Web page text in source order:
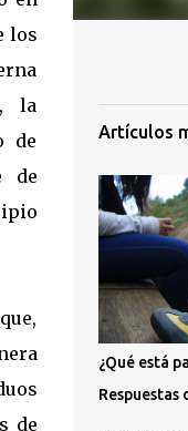
los
la
de
de
de
Artículos
¿Qué está
Respuestas